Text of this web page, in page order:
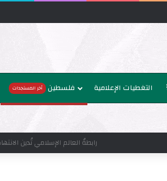
فلسطين أخر المستجدات التغطيات الإعلامية
وزراء خارجية 8 دول عربية وإسلامية يدينون الانتهاكات الإسرائيلية المتواصلة في غزة